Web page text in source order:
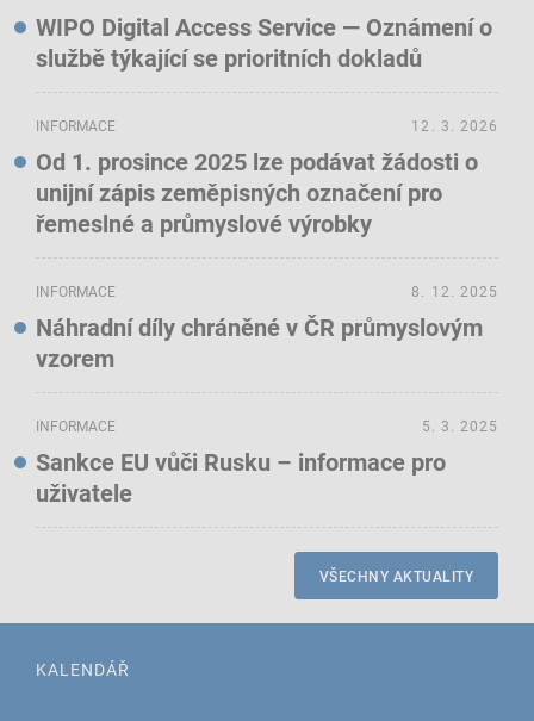
WIPO Digital Access Service — Oznámení o
službě týkající se prioritních dokladů
INFORMACE
Od 1. prosince 2025 lze podávat žádosti o
unijní zápis zeměpisných označení pro
řemeslné a průmyslové výrobky
12. 3. 2026
INFORMACE
Náhradní díly chráněné v ČR průmyslovým
vzorem
8. 12. 2025
INFORMACE
Sankce EU vůči Rusku – informace pro
uživatele
5. 3. 2025
VŠECHNY AKTUALITY
KALENDÁŘ